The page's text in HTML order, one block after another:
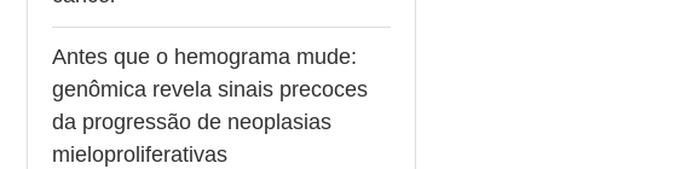
Antes que o hemograma mude:
genômica revela sinais precoces
da progressão de neoplasias
mieloproliferativas